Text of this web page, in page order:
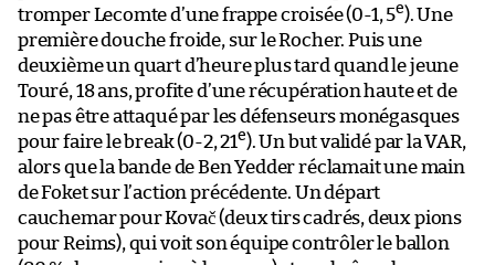
tromper Lecomte d’une frappe croisée (0-1, 5e). Une
première douche froide, sur le Rocher. Puis une
deuxième un quart d’heure plus tard quand le jeune
Touré, 18 ans, profite d’une récupération haute et de
ne pas être attaqué par les défenseurs monégasques
pour faire le break (0-2, 21e). Un but validé par la VAR,
alors que la bande de Ben Yedder réclamait une main
de Foket sur l’action précédente. Un départ
cauchemar pour Kovač (deux tirs cadrés, deux pions
pour Reims), qui voit son équipe contrôler le ballon